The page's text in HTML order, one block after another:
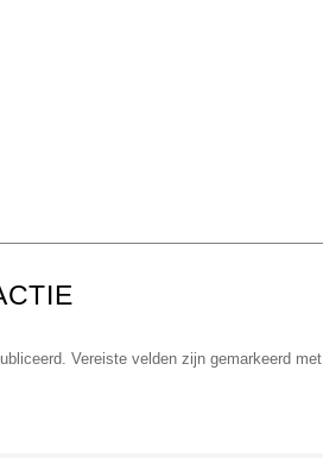
Vereiste velden zijn gemarkeerd met